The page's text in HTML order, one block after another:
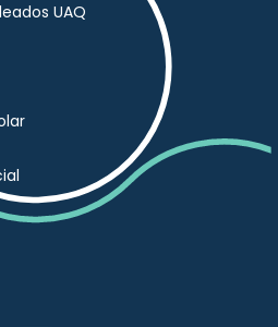
UAQ